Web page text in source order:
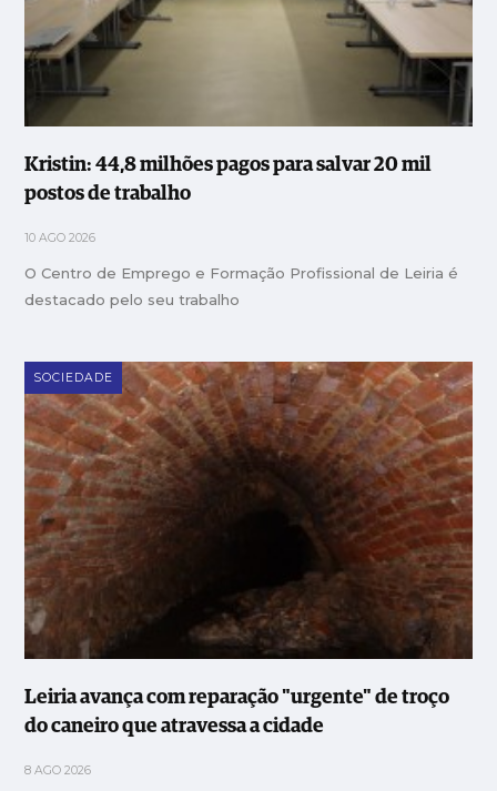
Kristin: 44,8 milhões pagos para salvar 20 mil
postos de trabalho
10 AGO 2026
O Centro de Emprego e Formação Profissional de Leiria é
destacado pelo seu trabalho
SOCIEDADE
Leiria avança com reparação "urgente" de troço
do caneiro que atravessa a cidade
8 AGO 2026